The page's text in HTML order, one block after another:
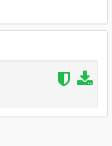
ardiansyah.76